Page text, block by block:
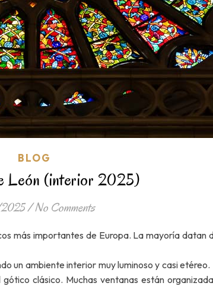
BLOG
León (interior 2025)
/No Comments
más importantes de Europa. La mayoría datan
un ambiente interior muy luminoso y casi
clásico. Muchas ventanas están